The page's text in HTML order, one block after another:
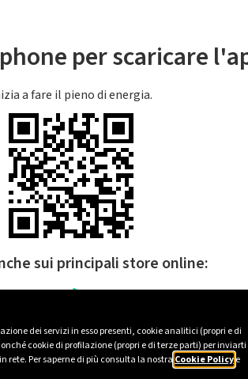
dei servizi in esso presenti, cookie analitici (propri e di
cookie di profilazione (propri e di terze parti) per inviarti
Per saperne di più consulta la nostra Cookie Policye
per scaricare
a fare il pieno di energia.
sui principali store online: